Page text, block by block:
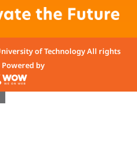
of Technology All rights
by